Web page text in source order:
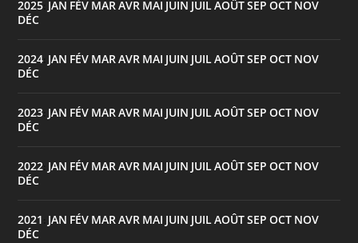
2025 JAN FÉV MARAVR MAI JUIN JUILAOÛTSEP OCT NOV
DÉC
2024 JAN FÉV MARAVR MAI JUIN JUILAOÛTSEP OCT NOV
DÉC
2023 JAN FÉV MARAVR MAI JUIN JUILAOÛTSEP OCT NOV
DÉC
2022 JAN FÉV MARAVR MAI JUIN JUILAOÛTSEP OCT NOV
DÉC
2021 JAN FÉV MARAVR MAI JUIN JUILAOÛTSEP OCT NOV
DÉC